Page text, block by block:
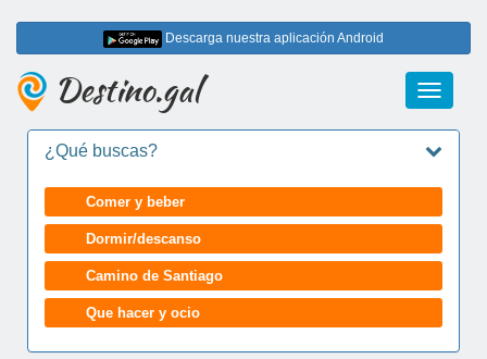
Descarga nuestra aplicación Android
Toggle
Destino.gal
¿Qué buscas?
Comer y beber
Dormir/descanso
Camino de Santiago
Que hacer y ocio